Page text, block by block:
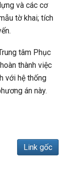
và các cơ
tờ khai; tích
tâm Phục
thành việc
với hệ thống
án này.
Link gốc